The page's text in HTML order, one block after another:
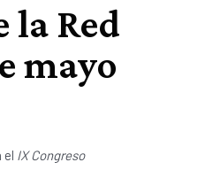
la Red
mayo
el IX Congreso